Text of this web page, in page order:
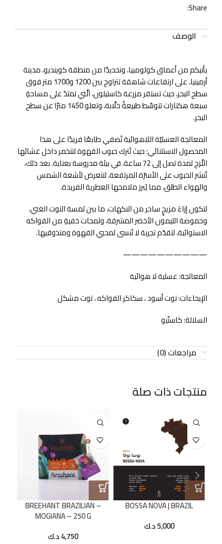
Share:
الوصف
يأتيكم من أعماق كولومبيا، وتحديدًا من منطقة كوينديو، مدينة
أرمينيا، على ارتفاعات شاهقة تتراوح بين 1200 و1700 متر فوق
سطح البحر، حيث تستقر مزرعة كاستيلون، الَّتي تمتدُ على مساحةِ
سبعة هكتارات تتوسَّط طبيعةً خلَّابة، وتعلو 1450 مترًا عن سطح
البحر.
المعالجة العسليّة اللاهوائية تُضفي طابعًا فريدًا على هذا
المحصول الاستثنائي؛ حيث تُترك حبوب القهوة لتتخمر داخل غشائها
اللّزج لمدة تصل إلى 72 ساعة، في بيئة مدروسة بعناية. بعد ذلك،
تُنشر الحبوب على الأسرّة المرتفعة، لتتعرض لأشعة الشمس
والهواء الطلق، مما يُبرز ملامحها العطرية الفريدة.
لتكون إزاءَ مزيجٍ ساحر من النكهات، ما بين لمسة التوت الغني،
وحموضة الليمون الأخضر المشرقة، ولمحات خفيةِ من الفواكه
الاستوائية، لتقدّم تجربة لا تُنسى لمحبي القهوة ومتذوقيها.
——————————
المعالجة: عسلية لا هوائية
الإيحاءات: توت أسود ، سكاكر الفواكه ، توت مشكل
السلالة: كاستّيو
مراجعات (0)
منتجات ذات صلة
BOSSA NOVA | BRAZIL
5,000د.ك
BREEHANT BRAZILIAN –
MOGIANA – 250 G
4,750د.ك